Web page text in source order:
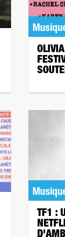
TF1 :